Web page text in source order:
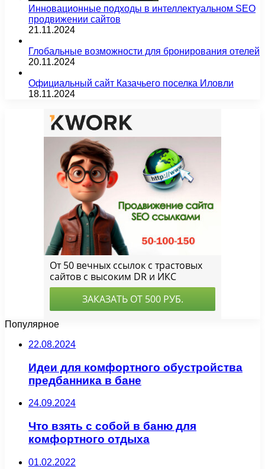
Инновационные подходы в интеллектуальном SEO
продвижении сайтов
21.11.2024
Глобальные возможности для бронирования отелей
20.11.2024
Официальный сайт Казачьего поселка Иловли
18.11.2024
Популярное
22.08.2024
Идеи для комфортного обустройства
предбанника в бане
24.09.2024
Что взять с собой в баню для
комфортного отдыха
01.02.2022